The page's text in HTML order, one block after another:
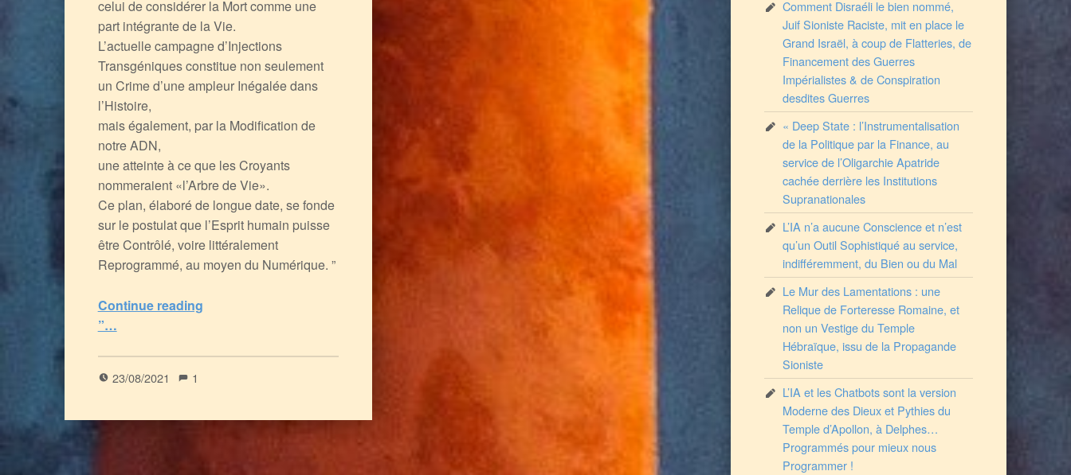
celui de considérer la Mort comme une
part intégrante de la Vie.
L’actuelle campagne d’Injections
Transgéniques constitue non seulement
un Crime d’une ampleur Inégalée dans
l’Histoire,
mais également, par la Modification de
notre ADN,
une atteinte à ce que les Croyants
nommeraient «l’Arbre de Vie».
Ce plan, élaboré de longue date, se fonde
sur le postulat que l’Esprit humain puisse
être Contrôlé, voire littéralement
Reprogrammé, au moyen du Numérique. ”
Continue reading“Némésis – Sur le Chemin de la Grâce
”…
23/08/2021 1
Comment Disraéli le bien nommé,
Juif Sioniste Raciste, mit en place le
Grand Israël, à coup de Flatteries, de
Financement des Guerres
Impérialistes & de Conspiration
desdites Guerres
« Deep State : l’Instrumentalisation
de la Politique par la Finance, au
service de l’Oligarchie Apatride
cachée derrière les Institutions
Supranationales
L’IA n’a aucune Conscience et n’est
qu’un Outil Sophistiqué au service,
indifféremment, du Bien ou du Mal
Le Mur des Lamentations : une
Relique de Forteresse Romaine, et
non un Vestige du Temple
Hébraïque, issu de la Propagande
Sioniste
L’IA et les Chatbots sont la version
Moderne des Dieux et Pythies du
Temple d’Apollon, à Delphes…
Programmés pour mieux nous
Programmer !